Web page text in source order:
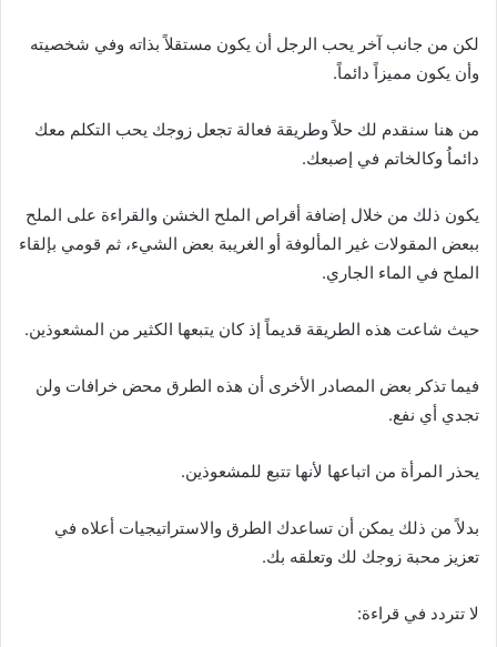
لكن من جانب آخر يحب الرجل أن يكون مستقلاً بذاته وفي شخصيته
وأن يكون مميزاً دائماً.
من هنا سنقدم لك حلاً وطريقة فعالة تجعل زوجك يحب التكلم معك
دائماُ وكالخاتم في إصبعك.
يكون ذلك من خلال إضافة أقراص الملح الخشن والقراءة على الملح
ببعض المقولات غير المألوفة أو الغريبة بعض الشيء، ثم قومي بإلقاء
الملح في الماء الجاري.
حيث شاعت هذه الطريقة قديماً إذ كان يتبعها الكثير من المشعوذين.
فيما تذكر بعض المصادر الأخرى أن هذه الطرق محض خرافات ولن
تجدي أي نفع.
يحذر المرأة من اتباعها لأنها تتبع للمشعوذين.
بدلاً من ذلك يمكن أن تساعدك الطرق والاستراتيجيات أعلاه في
تعزيز محبة زوجك لك وتعلقه بك.
لا تتردد في قراءة: